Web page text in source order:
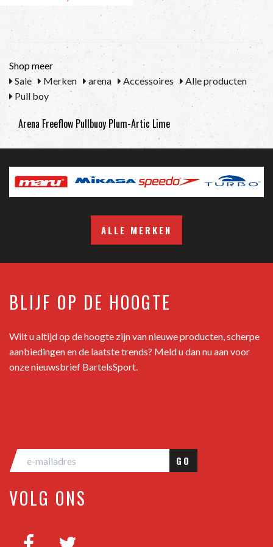
Shop meer
Sale
Merken arena Accessoires
Alle producten
Pull boy
Arena Freeflow Pullbuoy Plum-Artic Lime
ALLE MERKEN
BLIJF OP DE HOOGTE
Wilt u altijd op de hoogte zijn van nieuwe producten, scherpe
aanbiedingen en de laatste trends? Meld u dan nu aan voor
onze nieuwsbrief BartelsSport.
GO
VOLG ONS